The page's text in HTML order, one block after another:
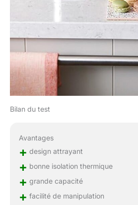
Bilan du test
Avantages
+ design attrayant
+ bonne isolation thermique
+ grande capacité
+ facilité de manipulation